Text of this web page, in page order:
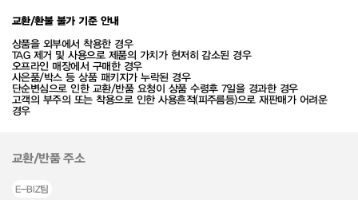
교환/환불 불가 기준 안내
상품을 외부에서 착용한 경우
TAG 제거 및 사용으로 제품의 가치가 현저히 감소된 경우
오프라인 매장에서 구매한 경우
사은품/박스 등 상품 패키지가 누락된 경우
단순변심으로 인한 교환/반품 요청이 상품 수령후 7일을 경과한 경우
고객의 부주의 또는 착용으로 인한 사용흔적(피주름등)으로 재판매가 어려운
경우
교환/반품 주소
E-BIZ팀